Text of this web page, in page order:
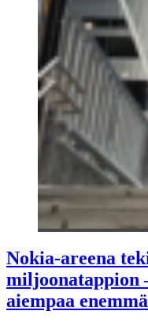
Nokia-areena
miljoonatappion
aiempaa